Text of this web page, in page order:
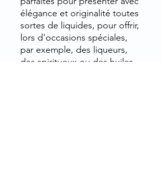
élégance et originalité toutes
sortes de liquides, pour offrir,
lors d'occasions spéciales,
par exemple, des liqueurs,
des spiritueux ou des huiles